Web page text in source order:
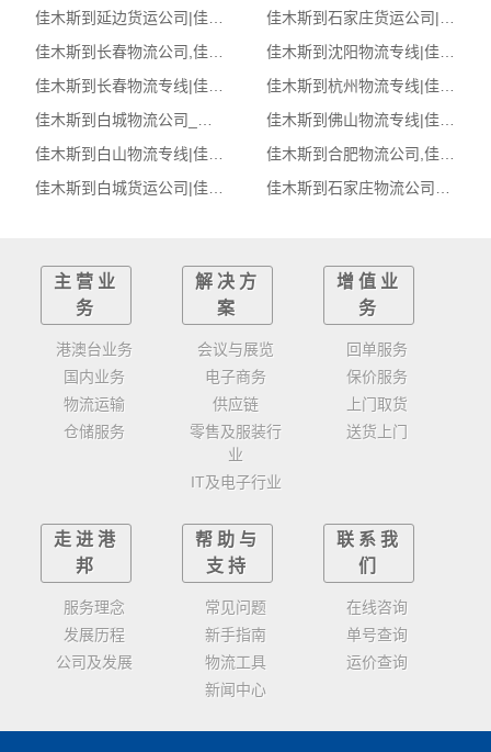
主营业
务
港澳台业务
国内业务
物流运输
仓储服务
解决方
案
会议与展览
电子商务
供应链
零售及服装行
业
IT及电子行业
增值业
务
回单服务
保价服务
上门取货
送货上门
走进港
邦
服务理念
发展历程
公司及发展
帮助与
支持
常见问题
新手指南
物流工具
新闻中心
联系我
们
在线咨询
单号查询
运价查询